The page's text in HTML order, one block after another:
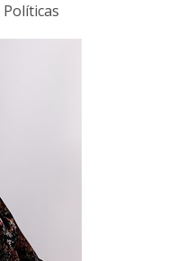
Políticas